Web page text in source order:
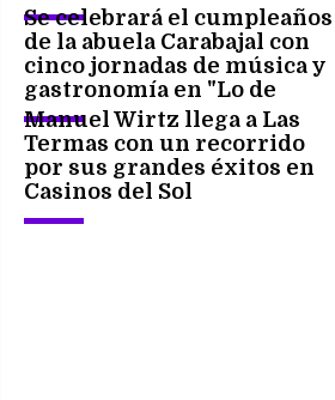
Se celebrará el cumpleaños
de la abuela Carabajal con
cinco jornadas de música y
gastronomía en "Lo de
Naranja"
Manuel Wirtz llega a Las
Termas con un recorrido
por sus grandes éxitos en
Casinos del Sol